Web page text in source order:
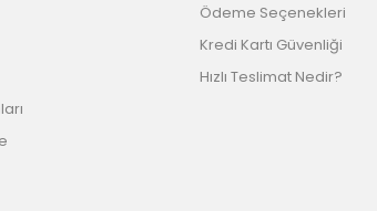
Ödeme Seçenekleri
Kredi Kartı Güvenliği
Hızlı Teslimat Nedir?